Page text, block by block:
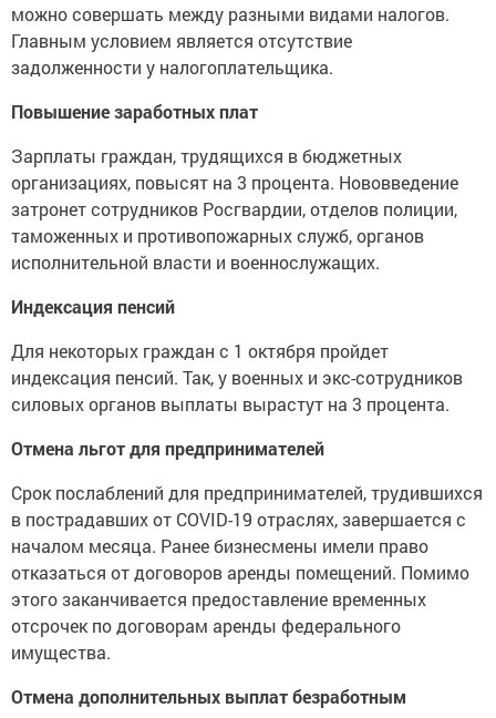
можно совершать между разными видами налогов.
Главным условием является отсутствие
задолженности у налогоплательщика.
Повышение заработных плат
Зарплаты граждан, трудящихся в бюджетных
организациях, повысят на 3 процента. Нововведение
затронет сотрудников Росгвардии, отделов полиции,
таможенных и противопожарных служб, органов
исполнительной власти и военнослужащих.
Индексация пенсий
Для некоторых граждан с 1 октября пройдет
индексация пенсий. Так, у военных и экс-сотрудников
силовых органов выплаты вырастут на 3 процента.
Отмена льгот для предпринимателей
Срок послаблений для предпринимателей, трудившихся
в пострадавших от COVID-19 отраслях, завершается с
началом месяца. Ранее бизнесмены имели право
отказаться от договоров аренды помещений. Помимо
этого заканчивается предоставление временных
отсрочек по договорам аренды федерального
имущества.
Отмена дополнительных выплат безработным